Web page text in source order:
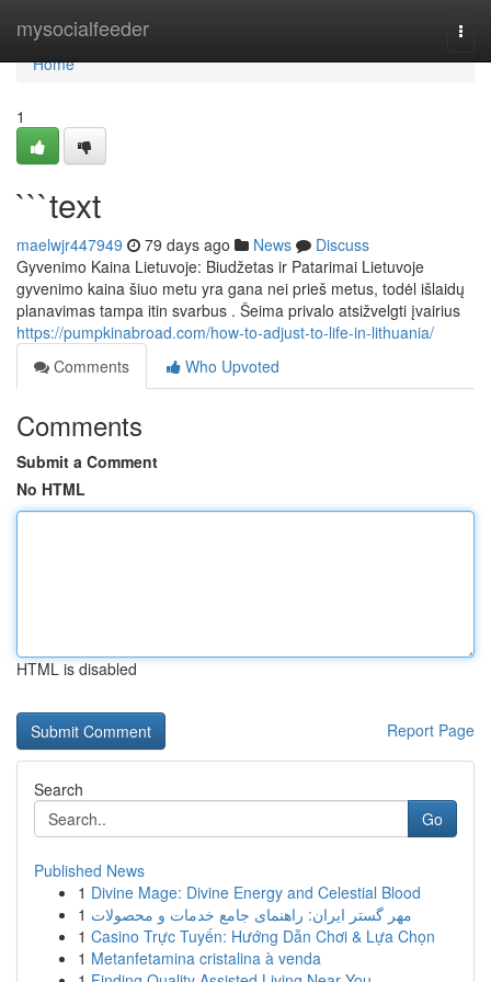
mysocialfeeder
Home
Home
1
```text
maelwjr447949 79 days ago News
Discuss
Gyvenimo Kaina Lietuvoje: Biudžetas ir Patarimai Lietuvoje
gyvenimo kaina šiuo metu yra gana nei prieš metus, todėl išlaidų
planavimas tampa itin svarbus . Šeima privalo atsižvelgti įvairius
https://pumpkinabroad.com/how-to-adjust-to-life-in-lithuania/
Comments
Who Upvoted
Comments
Submit a Comment
No HTML
HTML is disabled
Report Page
Search
Go
Published News
1 Divine Mage: Divine Energy and Celestial Blood
1 مهر گستر ایران: راهنمای جامع خدمات و محصولات
1 Casino Trực Tuyến: Hướng Dẫn Chơi & Lựa Chọn
1 Metanfetamina cristalina à venda